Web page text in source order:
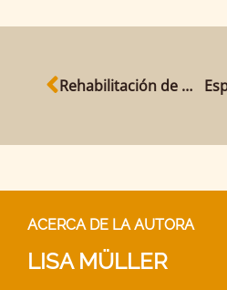
Rehabilitación de muros: rehabilitar en lugar de derribar.
ACERCA DE LA AUTORA
LISA MÜLLER